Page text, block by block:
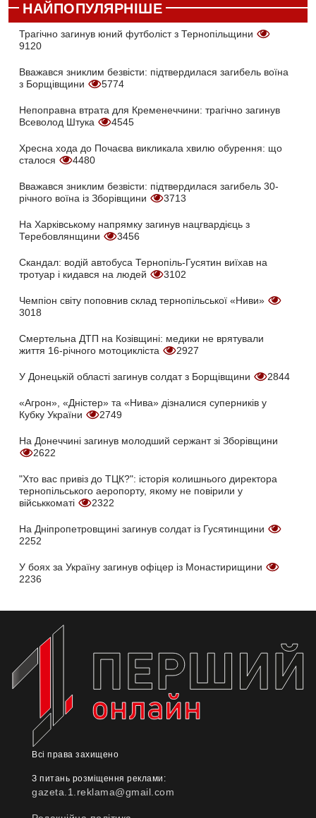
НАЙПОПУЛЯРНІШЕ
Трагічно загинув юний футболіст з Тернопільщини
9120
Вважався зниклим безвісти: підтвердилася загибель воїна
з Борщівщини
5774
Непоправна втрата для Кременеччини: трагічно загинув
Всеволод Штука
4545
Хресна хода до Почаєва викликала хвилю обурення: що
сталося
4480
Вважався зниклим безвісти: підтвердилася загибель 30-
річного воїна із Зборівщини
3713
На Харківському напрямку загинув нацгвардієць з
Теребовлянщини
3456
Скандал: водій автобуса Тернопіль-Гусятин виїхав на
тротуар і кидався на людей
3102
Чемпіон світу поповнив склад тернопільської «Ниви»
3018
Смертельна ДТП на Козівщині: медики не врятували
життя 16-річного мотоцикліста
2927
У Донецькій області загинув солдат з Борщівщини 2844
«Агрон», «Дністер» та «Нива» дізналися суперників у
Кубку України
2749
На Донеччині загинув молодший сержант зі Зборівщини
2622
"Хто вас привіз до ТЦК?": історія колишнього директора
тернопільського аеропорту, якому не повірили у
військкоматі
2322
На Дніпропетровщині загинув солдат із Гусятинщини
2252
У боях за Україну загинув офіцер із Монастирищини
2236
Всі права захищено
З питань розміщення реклами:
gazeta.1.reklama@gmail.com